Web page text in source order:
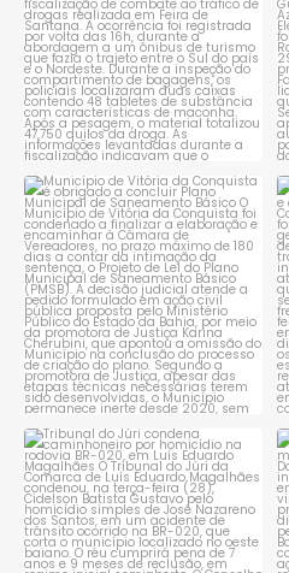
Município de Vitória da
Conquista é obrigado a...
1 0
Tribunal do Júri condena
caminhoneiro por...
1 0